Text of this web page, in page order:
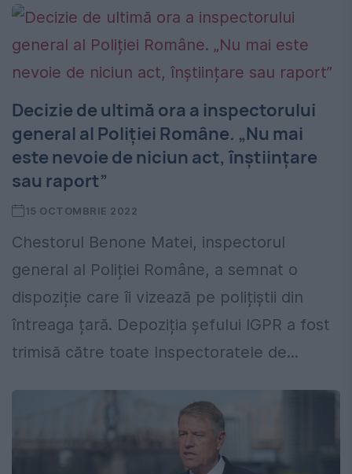
Decizie de ultimă ora a inspectorului
general al Poliției Române. „Nu mai
este nevoie de niciun act, înștiințare
sau raport”
15 OCTOMBRIE 2022
Chestorul Benone Matei, inspectorul
general al Poliției Române, a semnat o
dispoziție care îi vizează pe polițiștii din
întreaga țară. Depoziția șefului IGPR a fost
trimisă către toate Inspectoratele de...